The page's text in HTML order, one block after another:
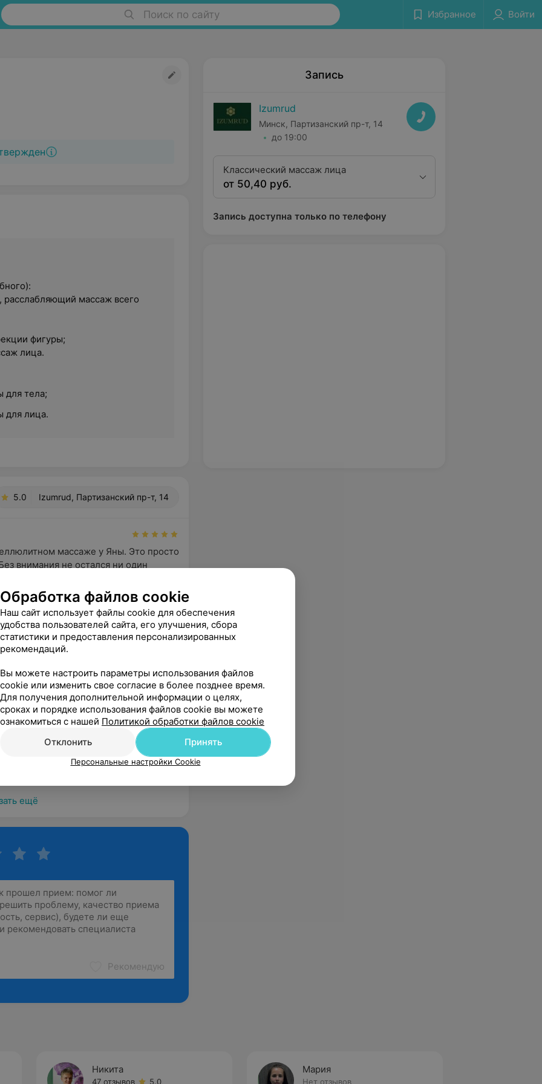
Поиск по сайту Избранное Войти
массаж всего
фигуры;
лица.
для тела;
для лица.
5.0 Izumrud, Партизанский пр-т, 14
массаже у Яны. Это просто
внимания не остался ни один
замеры ...
пр-т, 14 Источник Yclients
пр-т, 14
а силы как в здоровом
что уже не хотелось никуда ехать!
пр-т, 14 Источник Yclients
ещё
Рекомендую
Запись
Izumrud
Минск, Партизанский пр-т, 14
до 19:00
Классический массаж лица
от 50,40 руб.
Запись доступна только по телефону
Никита
47 отзывов 5.0
Мария
Нет отзывов
Обработка файлов cookie
Наш сайт использует файлы cookie для обеспечения
удобства пользователей сайта, его улучшения, сбора
статистики и предоставления персонализированных
рекомендаций.
Вы можете настроить параметры использования файлов
cookie или изменить свое согласие в более позднее время.
Для получения дополнительной информации о целях,
сроках и порядке использования файлов cookie вы можете
ознакомиться с нашей Политикой обработки файлов cookie
Отклонить
Принять
Персональные настройки Cookie